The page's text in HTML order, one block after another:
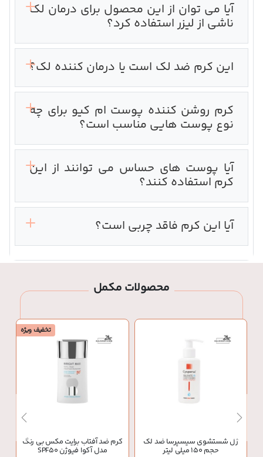
آیا می توان از این محصول برای درمان لک
ناشی از لیزر استفاده کرد؟
این کرم ضد لک است یا درمان کننده لک؟
کرم روشن کننده پوست ام کیو برای چه
نوع پوست هایی مناسب است؟
آیا پوست های حساس می توانند از این
کرم استفاده کنند؟
آیا این کرم فاقد چربی است؟
محصولات مکمل
ژل شستشوی سیسپرسا ضد لک
حجم 150 میلی لیتر
تخفیف ویژه
کرم ضد آفتاب برایت مکس بی رنگ
مدل آکوا فیوژن SPF50